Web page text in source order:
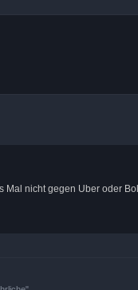
nicht gegen Uber oder